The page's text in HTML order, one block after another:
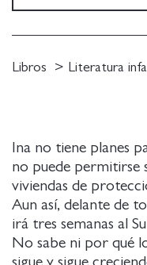
Ina no tiene planes
no puede permitirse
viviendas de
Aun así, delante de
irá tres semanas al
No sabe ni por qué
sigue y sigue
Libros Literatura